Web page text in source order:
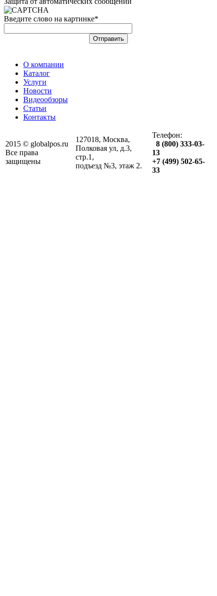
Введите слово на картинке*
О компании
Каталог
Услуги
Новости
Видеообзоры
Статьи
Контакты
2015 © globalpos.ru
Все права
защищены
127018, Москва,
Полковая ул, д.3,
стр.1,
подъезд №3, этаж 2.
Телефон:
8 (800) 333-03-
13
+7 (499) 502-65-
33